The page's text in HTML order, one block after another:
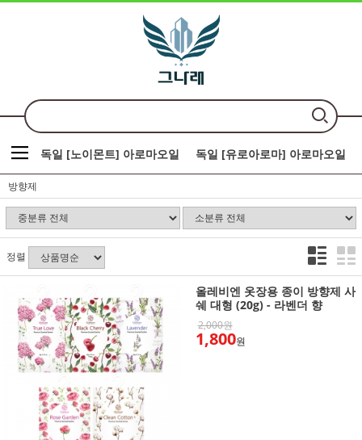
독일 [노이몬트] 아로마오일 독일 [유로아로마] 아로마오일
방향제
정렬
올레비엔 옷장용 종이 방향제 사
쉐 대형 (20g) - 라벤더 향
2,000원
1,800원